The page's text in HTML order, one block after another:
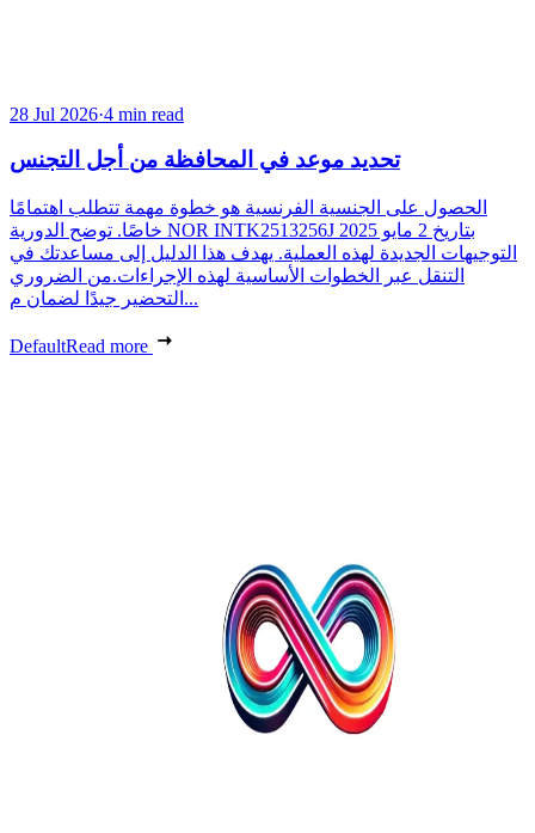
28 Jul 2026·4 min read
تحديد موعد في المحافظة من أجل التجنس
الحصول على الجنسية الفرنسية هو خطوة مهمة تتطلب اهتمامًا
خاصًا. توضح الدورية NOR INTK2513256J بتاريخ 2 مايو 2025
التوجيهات الجديدة لهذه العملية. يهدف هذا الدليل إلى مساعدتك في
التنقل عبر الخطوات الأساسية لهذه الإجراءات.من الضروري
التحضير جيدًا لضمان م...
DefaultRead more